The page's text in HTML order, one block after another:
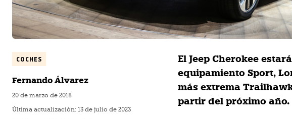
COCHES
Fernando Álvarez
20 de marzo de 2018
Última actualización: 13 de julio de 2023
El Jeep Cherokee
equipamiento Sport,
más extrema
partir del próximo año.